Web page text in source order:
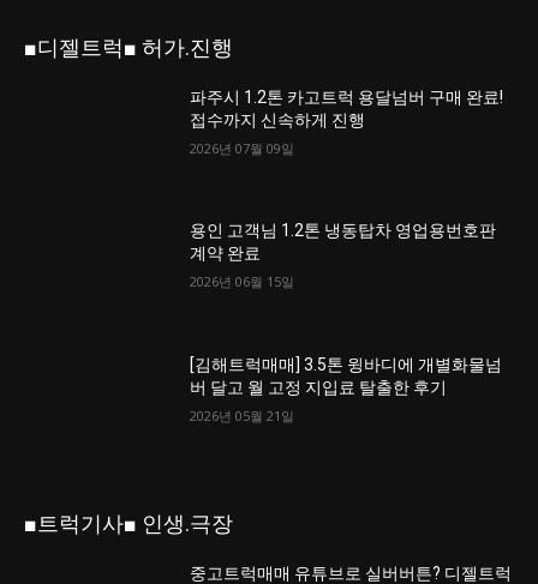
■디젤트럭■ 허가.진행
파주시 1.2톤 카고트럭 용달넘버 구매 완료!
접수까지 신속하게 진행
2026년 07월 09일
용인 고객님 1.2톤 냉동탑차 영업용번호판
계약 완료
2026년 06월 15일
[김해트럭매매] 3.5톤 윙바디에 개별화물넘
버 달고 월 고정 지입료 탈출한 후기
2026년 05월 21일
■트럭기사■ 인생.극장
중고트럭매매 유튜브로 실버버튼? 디젤트럭